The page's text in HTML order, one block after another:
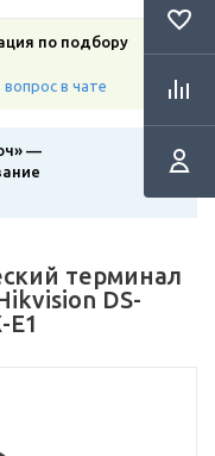
по подбору
в чате
—
терминал
DS-
E1